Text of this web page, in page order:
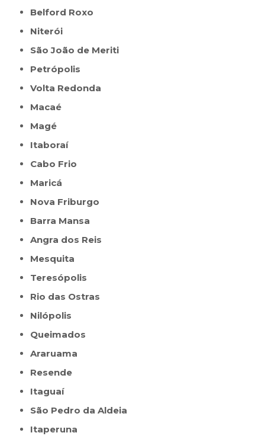
Belford Roxo
Niterói
São João de Meriti
Petrópolis
Volta Redonda
Macaé
Magé
Itaboraí
Cabo Frio
Maricá
Nova Friburgo
Barra Mansa
Angra dos Reis
Mesquita
Teresópolis
Rio das Ostras
Nilópolis
Queimados
Araruama
Resende
Itaguaí
São Pedro da Aldeia
Itaperuna